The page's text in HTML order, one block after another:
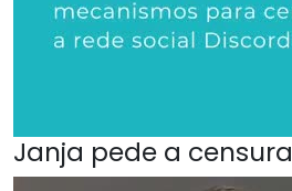
Janja pede a